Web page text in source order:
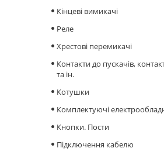
Кінцеві вимикачі
Реле
Хрестові перемикачі
Контакти до пускачів,
та ін.
Котушки
Комплектуючі
Кнопки. Пости
Підключення кабелю